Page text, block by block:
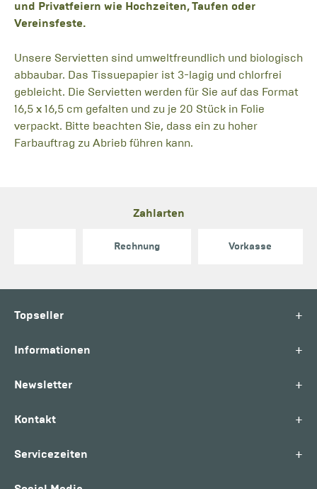
und Privatfeiern wie Hochzeiten, Taufen oder
Vereinsfeste.
Unsere Servietten sind umweltfreundlich und biologisch
abbaubar. Das Tissuepapier ist 3-lagig und chlorfrei
gebleicht. Die Servietten werden für Sie auf das Format
16,5 x 16,5 cm gefalten und zu je 20 Stück in Folie
verpackt. Bitte beachten Sie, dass ein zu hoher
Farbauftrag zu Abrieb führen kann.
Zahlarten
Rechnung Vorkasse
Topseller +
Informationen +
Newsletter +
Kontakt +
Servicezeiten +